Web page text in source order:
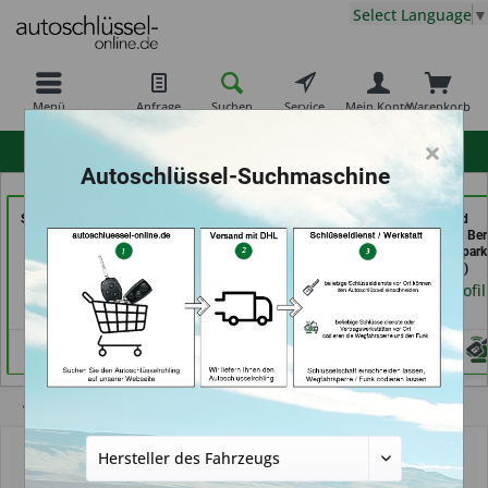
Menü Anfrage Suchen Service Warenkorb
Mein Konto
Select Language ▼
Secura Tec GmbH & Co.
KG (in Floß)
Händlerprofil
TAYFUN 2.0 GmbH (in
Nürnberg)
Händlerprofil
Schuh und
Schlüsseldienst
Schutte im
Göttingen)
Händlerprofil
×
Autoschlüssel-Suchmaschine